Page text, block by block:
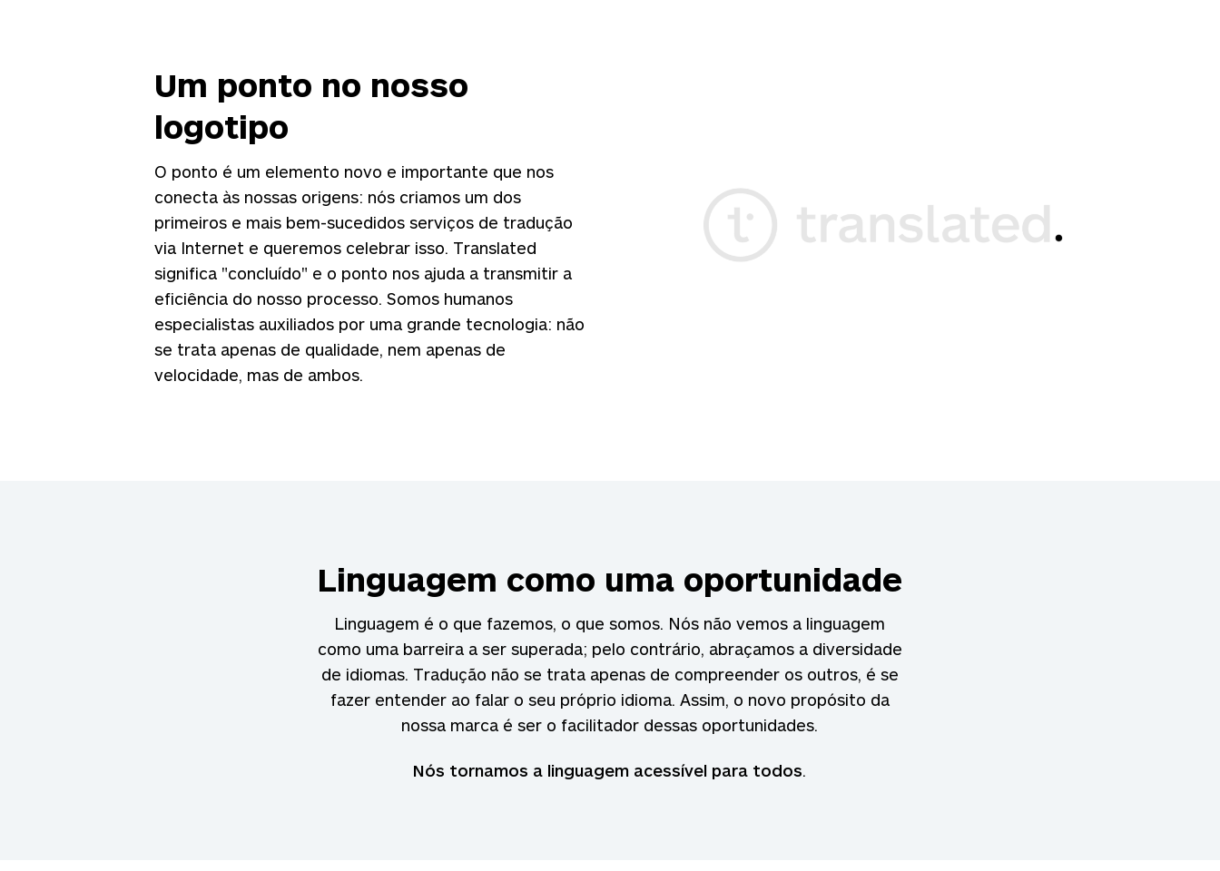
Um ponto no nosso
logotipo
O ponto é um elemento novo e importante que nos
conecta às nossas origens: nós criamos um dos
primeiros e mais bem-sucedidos serviços de tradução
via Internet e queremos celebrar isso. Translated
significa "concluído" e o ponto nos ajuda a transmitir a
eficiência do nosso processo. Somos humanos
especialistas auxiliados por uma grande tecnologia: não
se trata apenas de qualidade, nem apenas de
velocidade, mas de ambos.
Linguagem como uma oportunidade
Linguagem é o que fazemos, o que somos. Nós não vemos a linguagem
como uma barreira a ser superada; pelo contrário, abraçamos a diversidade
de idiomas. Tradução não se trata apenas de compreender os outros, é se
fazer entender ao falar o seu próprio idioma. Assim, o novo propósito da
nossa marca é ser o facilitador dessas oportunidades.
Nós tornamos a linguagem acessível para todos.